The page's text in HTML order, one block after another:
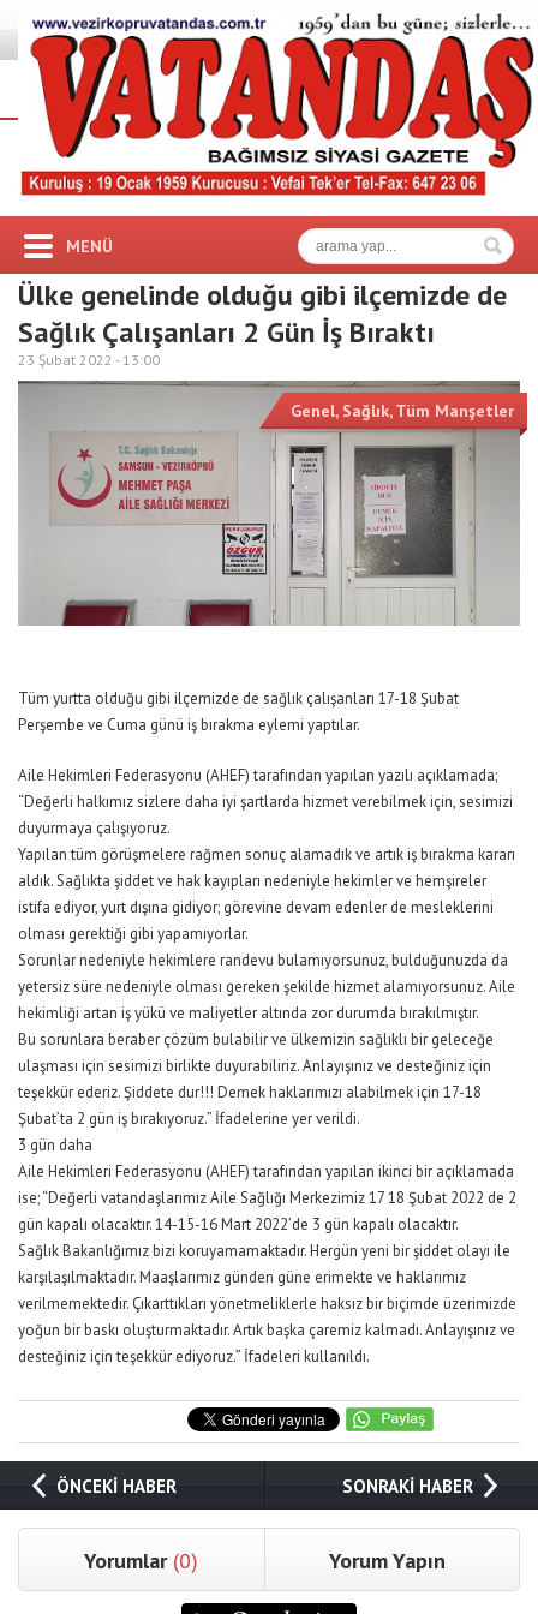
MENÜ
Ülke genelinde olduğu gibi ilçemizde de
Sağlık Çalışanları 2 Gün İş Bıraktı
23 Şubat 2022 - 13:00
Genel, Sağlık,Tüm Manşetler
Tüm yurtta olduğu gibi ilçemizde de sağlık çalışanları 17-18 Şubat
Perşembe ve Cuma günü iş bırakma eylemi yaptılar.
Aile Hekimleri Federasyonu (AHEF) tarafından yapılan yazılı açıklamada;
“Değerli halkımız sizlere daha iyi şartlarda hizmet verebilmek için, sesimizi
duyurmaya çalışıyoruz.
Yapılan tüm görüşmelere rağmen sonuç alamadık ve artık iş bırakma kararı
aldık. Sağlıkta şiddet ve hak kayıpları nedeniyle hekimler ve hemşireler
istifa ediyor, yurt dışına gidiyor; görevine devam edenler de mesleklerini
olması gerektiği gibi yapamıyorlar.
Sorunlar nedeniyle hekimlere randevu bulamıyorsunuz, bulduğunuzda da
yetersiz süre nedeniyle olması gereken şekilde hizmet alamıyorsunuz. Aile
hekimliği artan iş yükü ve maliyetler altında zor durumda bırakılmıştır.
Bu sorunlara beraber çözüm bulabilir ve ülkemizin sağlıklı bir geleceğe
ulaşması için sesimizi birlikte duyurabiliriz. Anlayışınız ve desteğiniz için
teşekkür ederiz. Şiddete dur!!! Demek haklarımızı alabilmek için 17-18
Şubat’ta 2 gün iş bırakıyoruz.” İfadelerine yer verildi.
3 gün daha
Aile Hekimleri Federasyonu (AHEF) tarafından yapılan ikinci bir açıklamada
ise; “Değerli vatandaşlarımız Aile Sağlığı Merkezimiz 17 18 Şubat 2022 de 2
gün kapalı olacaktır. 14-15-16 Mart 2022’de 3 gün kapalı olacaktır.
Sağlık Bakanlığımız bizi koruyamamaktadır. Hergün yeni bir şiddet olayı ile
karşılaşılmaktadır. Maaşlarımız günden güne erimekte ve haklarımız
verilmemektedir. Çıkarttıkları yönetmeliklerle haksız bir biçimde üzerimizde
yoğun bir baskı oluşturmaktadır. Artık başka çaremiz kalmadı. Anlayışınız ve
desteğiniz için teşekkür ediyoruz.” İfadeleri kullanıldı.
ÖNCEKİ HABER SONRAKİ HABER
Yorumlar (0) Yorum Yapın